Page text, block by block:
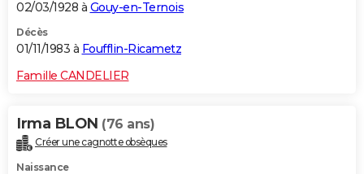
02/03/1928 à Gouy-en-Ternois
Décès
01/11/1983 à Foufflin-Ricametz
Famille CANDELIER
Irma BLON (76 ans)
Créer une cagnotte obsèques
Naissance